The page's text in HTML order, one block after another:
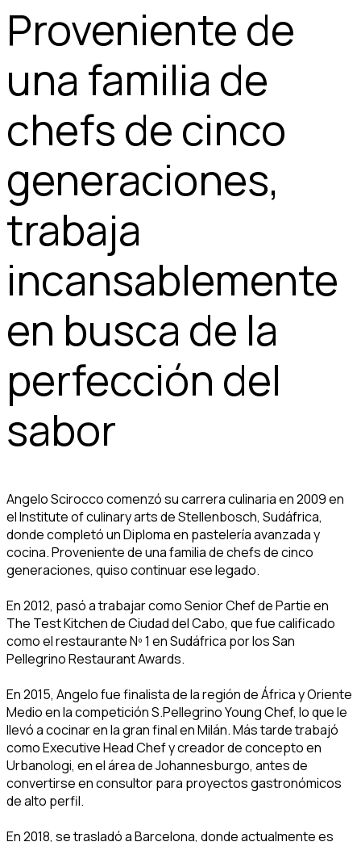
Proveniente de
una familia de
chefs de cinco
generaciones,
trabaja
incansablemente
en busca de la
perfección del
sabor
Angelo Scirocco comenzó su carrera culinaria en 2009 en
el Institute of culinary arts de Stellenbosch, Sudáfrica,
donde completó un Diploma en pastelería avanzada y
cocina. Proveniente de una familia de chefs de cinco
generaciones, quiso continuar ese legado.
En 2012, pasó a trabajar como Senior Chef de Partie en
The Test Kitchen de Ciudad del Cabo, que fue calificado
como el restaurante Nº 1 en Sudáfrica por los San
Pellegrino Restaurant Awards.
En 2015, Angelo fue finalista de la región de África y Oriente
Medio en la competición S.Pellegrino Young Chef, lo que le
llevó a cocinar en la gran final en Milán. Más tarde trabajó
como Executive Head Chef y creador de concepto en
Urbanologi, en el área de Johannesburgo, antes de
convertirse en consultor para proyectos gastronómicos
de alto perfil.
En 2018, se trasladó a Barcelona, donde actualmente es